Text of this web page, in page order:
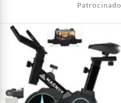
Patrocinado